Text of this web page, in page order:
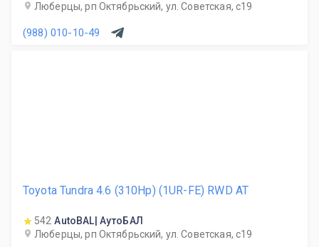
Люберцы, рп Октябрьский, ул. Советская, с19
(988) 010-10-49
Toyota Tundra 4.6 (310Hp) (1UR-FE) RWD AT
542 AutoBAL| АутоБАЛ
Люберцы, рп Октябрьский, ул. Советская, с19